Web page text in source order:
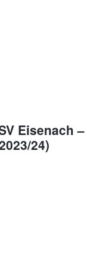
Eisenach –
24)